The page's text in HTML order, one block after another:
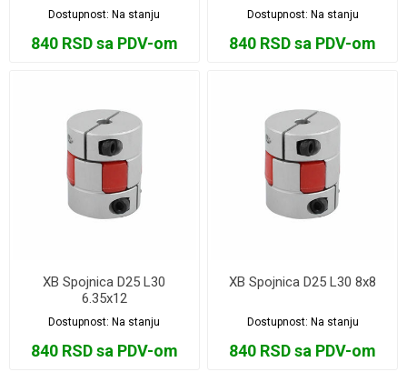
Dostupnost:Na stanju
840 RSD sa PDV-om
Dostupnost: Na stanju
840 RSD sa PDV-om
XB Spojnica D25 L30
6.35x12
Dostupnost: Na stanju
840 RSD sa PDV-om
XB Spojnica D25 L30 8x8
Dostupnost: Na stanju
840 RSD sa PDV-om